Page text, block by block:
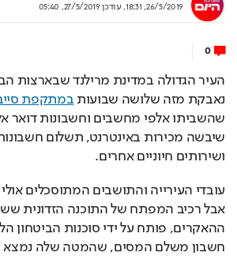
26/5/2019, 18:31
,עודכן27/5/2019, 05:40
0
נאבקת מזה שלושה שבועות במתקפת סייבר
ושירותים חיוניים אחרים.